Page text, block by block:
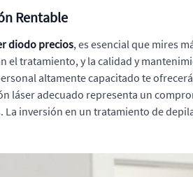
Rentable
diodo precios, es esencial que mires
tratamiento, y la calidad y
altamente capacitado te
láser adecuado representa un
inversión en un tratamiento de